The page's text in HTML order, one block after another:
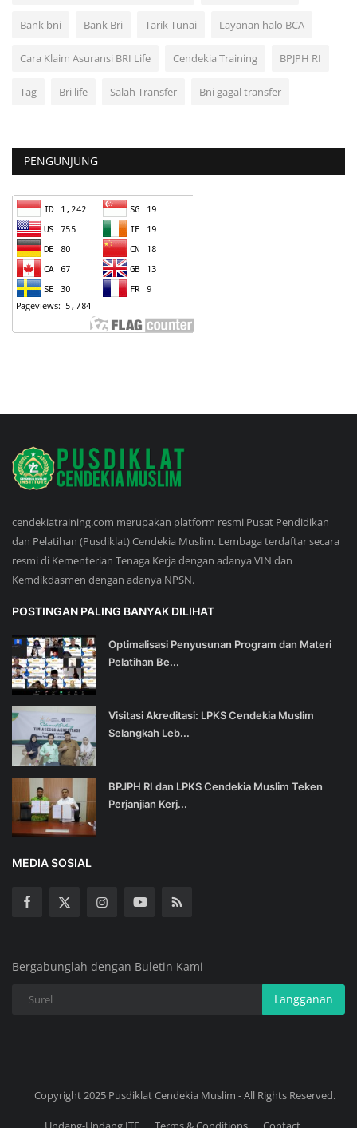
Bank bni Bank Bri Tarik Tunai Layanan halo BCA
Cara Klaim Asuransi BRI Life Cendekia Training BPJPH RI
Tag Bri life Salah Transfer Bni gagal transfer
PENGUNJUNG
cendekiatraining.com merupakan platform resmi Pusat Pendidikan
dan Pelatihan (Pusdiklat) Cendekia Muslim. Lembaga terdaftar secara
resmi di Kementerian Tenaga Kerja dengan adanya VIN dan
Kemdikdasmen dengan adanya NPSN.
POSTINGAN PALING BANYAK DILIHAT
Optimalisasi Penyusunan Program dan Materi
Pelatihan Be...
Visitasi Akreditasi: LPKS Cendekia Muslim
Selangkah Leb...
BPJPH RI dan LPKS Cendekia Muslim Teken
Perjanjian Kerj...
MEDIA SOSIAL
Bergabunglah dengan Buletin Kami
Langganan
Copyright 2025 Pusdiklat Cendekia Muslim - All Rights Reserved.